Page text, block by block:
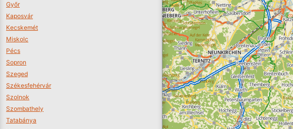
Győr
Kaposvár
Kecskemét
Miskolc
Pécs
Sopron
Szeged
Székesfehérvár
Szolnok
Szombathely
Tatabánya